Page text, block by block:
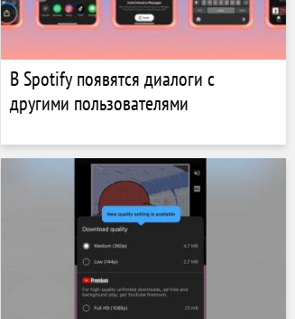
В Spotify появятся диалоги с
другими пользователями